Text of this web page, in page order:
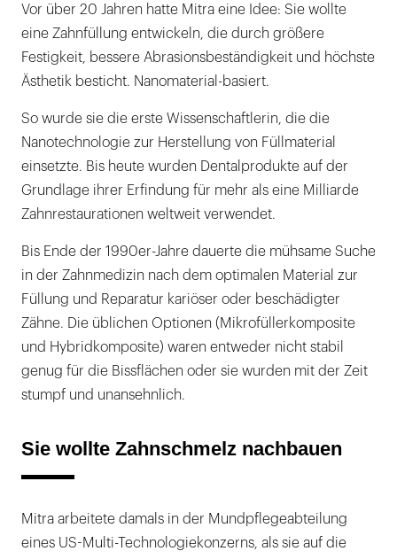
Vor über 20 Jahren hatte Mitra eine Idee: Sie wollte
eine Zahnfüllung entwickeln, die durch größere
Festigkeit, bessere Abrasionsbeständigkeit und höchste
Ästhetik besticht. Nanomaterial-basiert.
So wurde sie die erste Wissenschaftlerin, die die
Nanotechnologie zur Herstellung von Füllmaterial
einsetzte. Bis heute wurden Dentalprodukte auf der
Grundlage ihrer Erfindung für mehr als eine Milliarde
Zahnrestaurationen weltweit verwendet.
Bis Ende der 1990er-Jahre dauerte die mühsame Suche
in der Zahnmedizin nach dem optimalen Material zur
Füllung und Reparatur kariöser oder beschädigter
Zähne. Die üblichen Optionen (Mikrofüllerkomposite
und Hybridkomposite) waren entweder nicht stabil
genug für die Bissflächen oder sie wurden mit der Zeit
stumpf und unansehnlich.
Sie wollte Zahnschmelz nachbauen
Mitra arbeitete damals in der Mundpflegeabteilung
eines US-Multi-Technologiekonzerns, als sie auf die